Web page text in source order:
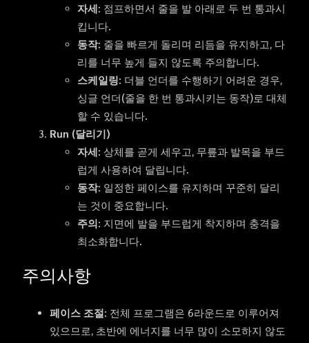
자세: 점프하면서 줄을 발 아래로 두 번 통과시
킵니다.
동작: 줄을 빠르게 돌리며 리듬을 유지하고, 다
리를 너무 높게 들지 않도록 주의합니다.
스케일링: 더블 언더를 수행하기 어려운 경우,
싱글 언더(줄을 한 번 통과시키는 동작)로 대체
할 수 있습니다.
Run (달리기)
자세: 상체를 곧게 세우고, 무릎과 발목을 부드
럽게 사용하여 달립니다.
동작: 일정한 페이스를 유지하며 꾸준히 달리
는 것이 중요합니다.
주의: 지면에 발을 부드럽게 착지하며 충격을
최소화합니다.
주의사항
페이스 조절: 전체 프로그램은 6라운드로 이루어져
있으므로, 초반에 에너지를 너무 많이 소모하지 않도